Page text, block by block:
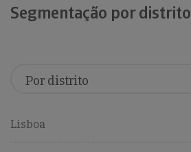
Segmentação por distrito
Lisboa